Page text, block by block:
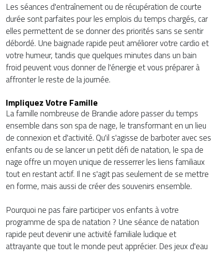
Les séances d'entraînement ou de récupération de courte
durée sont parfaites pour les emplois du temps chargés, car
elles permettent de se donner des priorités sans se sentir
débordé. Une baignade rapide peut améliorer votre cardio et
votre humeur, tandis que quelques minutes dans un bain
froid peuvent vous donner de l'énergie et vous préparer à
affronter le reste de la journée.
Impliquez Votre Famille
La famille nombreuse de Brandie adore passer du temps
ensemble dans son spa de nage, le transformant en un lieu
de connexion et d'activité. Qu'il s'agisse de barboter avec ses
enfants ou de se lancer un petit défi de natation, le spa de
nage offre un moyen unique de resserrer les liens familiaux
tout en restant actif. Il ne s'agit pas seulement de se mettre
en forme, mais aussi de créer des souvenirs ensemble.
Pourquoi ne pas faire participer vos enfants à votre
programme de spa de natation ? Une séance de natation
rapide peut devenir une activité familiale ludique et
attrayante que tout le monde peut apprécier. Des jeux d'eau